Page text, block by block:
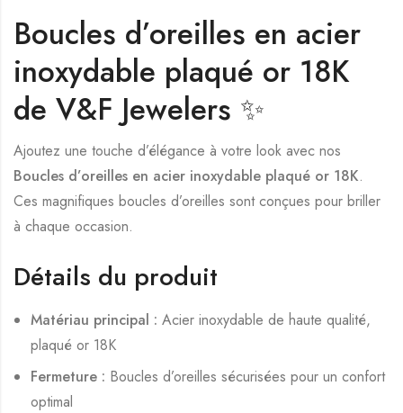
Boucles d’oreilles en acier
inoxydable plaqué or 18K
de V&F Jewelers ✨
Ajoutez une touche d’élégance à votre look avec nos
Boucles d’oreilles en acier inoxydable plaqué or 18K.
Ces magnifiques boucles d’oreilles sont conçues pour briller
à chaque occasion.
Détails du produit
Matériau principal : Acier inoxydable de haute qualité,
plaqué or 18K
Fermeture : Boucles d’oreilles sécurisées pour un confort
optimal